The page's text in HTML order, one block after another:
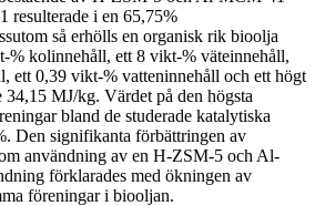
resulterade i en 65,75%
så erhölls en organisk rik bioolja
% kolinnehåll, ett 8 vikt-% väteinnehåll,
ett 0,39 vikt-% vatteninnehåll och ett högt
34,15 MJ/kg. Värdet på den högsta
bland de studerade katalytiska
Den signifikanta förbättringen av
användning av en H-ZSM-5 och Al-
förklarades med ökningen av
föreningar i biooljan.